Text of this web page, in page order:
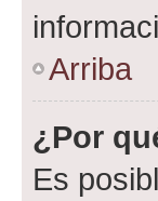
Arriba
¿Por
Es